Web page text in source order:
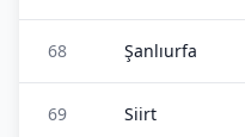
68 Şanlıurfa
69 Siirt